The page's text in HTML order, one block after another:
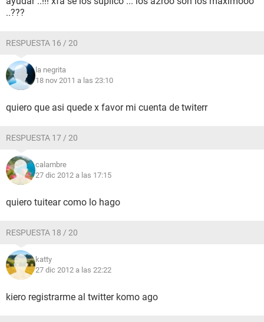
..???
RESPUESTA 16 / 20
la negrita
18 nov 2011 a las 23:10
quiero que asi quede x favor mi cuenta de twiterr
RESPUESTA 17 / 20
calambre
27 dic 2012 a las 17:15
quiero tuitear como lo hago
RESPUESTA 18 / 20
katty
27 dic 2012 a las 22:22
kiero registrarme al twitter komo ago